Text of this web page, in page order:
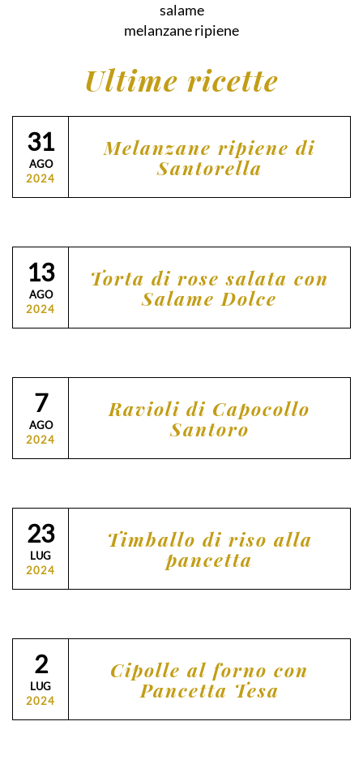
salame
melanzane ripiene
Ultime ricette
31
AGO
2024
Melanzane ripiene di
Santorella
13
AGO
2024
Torta di rose salata con
Salame Dolce
7
AGO
2024
Ravioli di Capocollo
Santoro
23
LUG
2024
Timballo di riso alla
pancetta
2
LUG
2024
Cipolle al forno con
Pancetta Tesa